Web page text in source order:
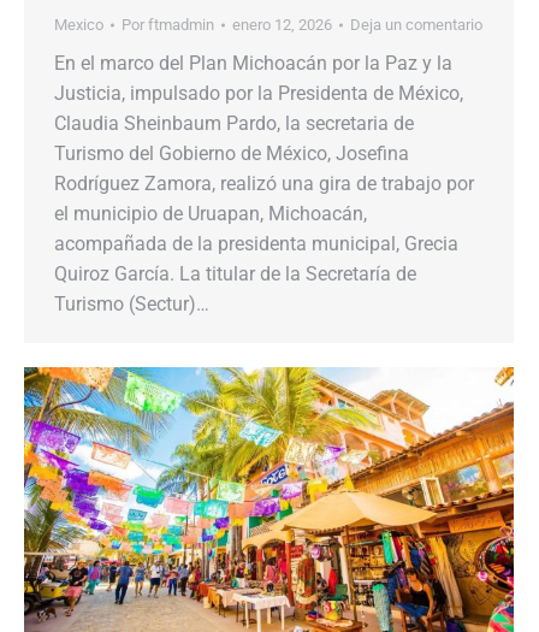
Mexico Por ftmadmin enero 12, 2026 Deja un comentario
En el marco del Plan Michoacán por la Paz y la
Justicia, impulsado por la Presidenta de México,
Claudia Sheinbaum Pardo, la secretaria de
Turismo del Gobierno de México, Josefina
Rodríguez Zamora, realizó una gira de trabajo por
el municipio de Uruapan, Michoacán,
acompañada de la presidenta municipal, Grecia
Quiroz García. La titular de la Secretaría de
Turismo (Sectur)…